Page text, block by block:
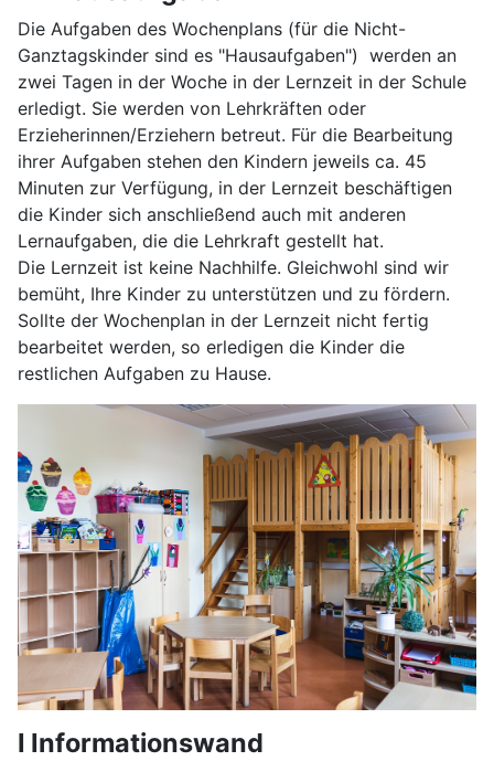
Die Aufgaben des Wochenplans (für die Nicht-
Ganztagskinder sind es "Hausaufgaben") werden an
zwei Tagen in der Woche in der Lernzeit in der Schule
erledigt. Sie werden von Lehrkräften oder
Erzieherinnen/Erziehern betreut. Für die Bearbeitung
ihrer Aufgaben stehen den Kindern jeweils ca. 45
Minuten zur Verfügung, in der Lernzeit beschäftigen
die Kinder sich anschließend auch mit anderen
Lernaufgaben, die die Lehrkraft gestellt hat.
Die Lernzeit ist keine Nachhilfe. Gleichwohl sind wir
bemüht, Ihre Kinder zu unterstützen und zu fördern.
Sollte der Wochenplan in der Lernzeit nicht fertig
bearbeitet werden, so erledigen die Kinder die
restlichen Aufgaben zu Hause.
I Informationswand